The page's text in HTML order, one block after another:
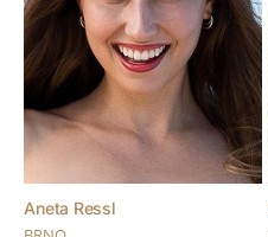
Aneta Ressl